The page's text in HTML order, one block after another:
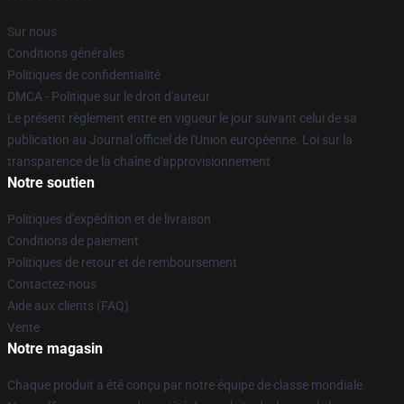
Sur nous
Conditions générales
Politiques de confidentialité
DMCA - Politique sur le droit d'auteur
Le présent règlement entre en vigueur le jour suivant celui de sa
publication au Journal officiel de l'Union européenne. Loi sur la
transparence de la chaîne d'approvisionnement
Notre soutien
Politiques d'expédition et de livraison
Conditions de paiement
Politiques de retour et de remboursement
Contactez-nous
Aide aux clients (FAQ)
Vente
Notre magasin
Chaque produit a été conçu par notre équipe de classe mondiale.